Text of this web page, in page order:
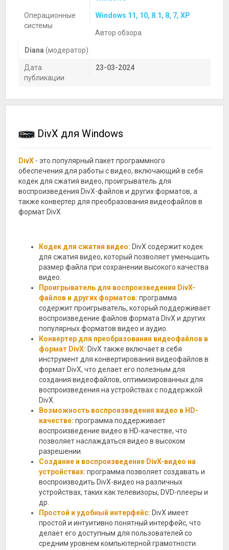
Операционные
системы
Windows 11, 10, 8.1, 8, 7, XP
Автор обзора
Diana (модератор)
Дата
публикации
23-03-2024
DivX для Windows
DivX - это популярный пакет программного
обеспечения для работы с видео, включающий в себя
кодек для сжатия видео, проигрыватель для
воспроизведения DivX-файлов и других форматов, а
также конвертер для преобразования видеофайлов в
формат DivX.
Кодек для сжатия видео: DivX содержит кодек
для сжатия видео, который позволяет уменьшить
размер файла при сохранении высокого качества
видео.
Проигрыватель для воспроизведения DivX-
файлов и других форматов: программа
содержит проигрыватель, который поддерживает
воспроизведение файлов формата DivX и других
популярных форматов видео и аудио.
Конвертер для преобразования видеофайлов в
формат DivX: DivX также включает в себя
инструмент для конвертирования видеофайлов в
формат DivX, что делает его полезным для
создания видеофайлов, оптимизированных для
воспроизведения на устройствах с поддержкой
DivX.
Возможность воспроизведения видео в HD-
качестве: программа поддерживает
воспроизведение видео в HD-качестве, что
позволяет наслаждаться видео в высоком
разрешении.
Создание и воспроизведение DivX-видео на
устройствах: программа позволяет создавать и
воспроизводить DivX-видео на различных
устройствах, таких как телевизоры, DVD-плееры и
др.
Простой и удобный интерфейс: DivX имеет
простой и интуитивно понятный интерфейс, что
делает его доступным для пользователей со
средним уровнем компьютерной грамотности.